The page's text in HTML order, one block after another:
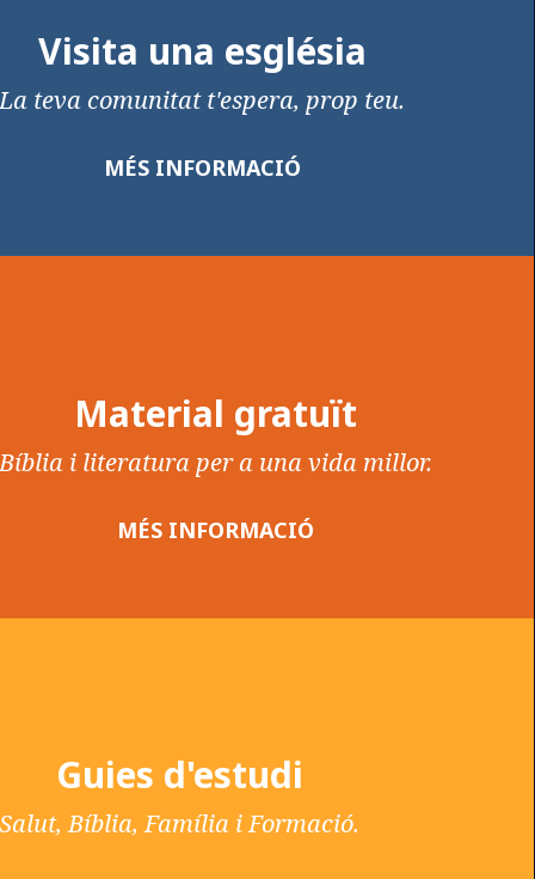
Visita una església
La teva comunitat t'espera, prop teu.
MÉS INFORMACIÓ
Material gratuït
Bíblia i literatura per a una vida millor.
MÉS INFORMACIÓ
Guies d'estudi
Salut, Bíblia, Família i Formació.